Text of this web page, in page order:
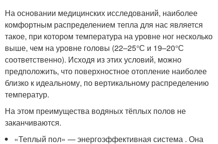
На основании медицинских исследований, наиболее
комфортным распределением тепла для нас является
такое, при котором температура на уровне ног несколько
выше, чем на уровне головы (22–25°С и 19–20°С
соответственно). Исходя из этих условий, можно
предположить, что поверхностное отопление наиболее
близко к идеальному, по вертикальному распределению
температур.
На этом преимущества водяных тёплых полов не
заканчиваются.
«Теплый пол» — энергоэффективная система . Она